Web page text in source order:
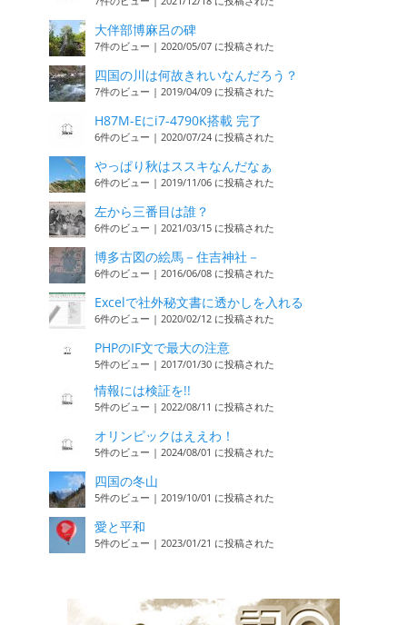
大伴部博麻呂の碑
7件のビュー | 2020/05/07 に投稿された
四国の川は何故きれいなんだろう？
7件のビュー | 2019/04/09 に投稿された
H87M-Eにi7-4790K搭載 完了
6件のビュー | 2020/07/24 に投稿された
やっぱり秋はススキなんだなぁ
6件のビュー | 2019/11/06 に投稿された
左から三番目は誰？
6件のビュー | 2021/03/15 に投稿された
博多古図の絵馬－住吉神社－
6件のビュー | 2016/06/08 に投稿された
Excelで社外秘文書に透かしを入れる
6件のビュー | 2020/02/12 に投稿された
PHPのIF文で最大の注意
5件のビュー | 2017/01/30 に投稿された
情報には検証を!!
5件のビュー | 2022/08/11 に投稿された
オリンピックはええわ！
5件のビュー | 2024/08/01 に投稿された
四国の冬山
5件のビュー | 2019/10/01 に投稿された
愛と平和
5件のビュー | 2023/01/21 に投稿された